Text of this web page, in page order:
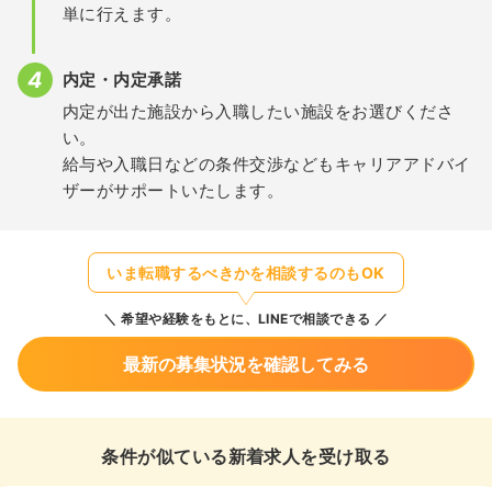
単に行えます。
内定・内定承諾
内定が出た施設から入職したい施設をお選びくださ
い。
給与や入職日などの条件交渉などもキャリアアドバイ
ザーがサポートいたします。
いま転職するべきかを相談するのもOK
希望や経験をもとに、LINEで相談できる
最新の募集状況を確認してみる
条件が似ている新着求人を受け取る